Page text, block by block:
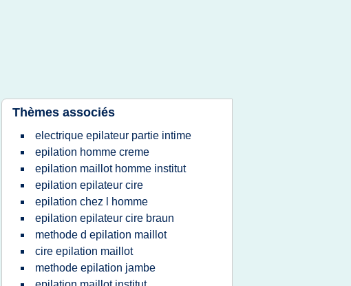
Thèmes associés
electrique epilateur partie intime
epilation homme creme
epilation maillot homme institut
epilation epilateur cire
epilation chez l homme
epilation epilateur cire braun
methode d epilation maillot
cire epilation maillot
methode epilation jambe